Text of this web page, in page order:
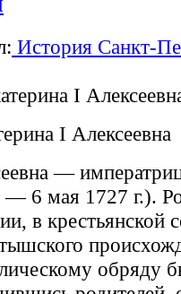
История Санкт-
I Алексеевна
—
— 6 мая 1727 г.).
в крестьянской
обряду